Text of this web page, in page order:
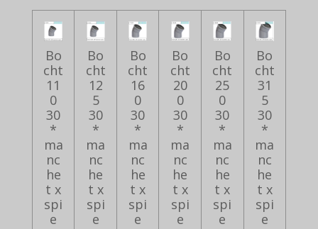
Bo
cht
11
0
30
*
ma
nc
he
t x
spi
e
Bo
cht
12
5
30
*
ma
nc
he
t x
spi
e
Bo
cht
16
0
30
*
ma
nc
he
t x
spi
e
Bo
cht
20
0
30
*
ma
nc
he
t x
spi
e
Bo
cht
25
0
30
*
ma
nc
he
t x
spi
e
Bo
cht
31
5
30
*
ma
nc
he
t x
spi
e